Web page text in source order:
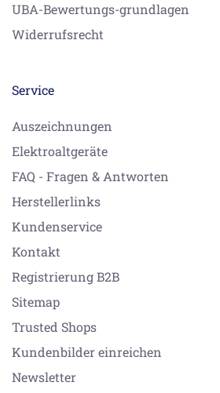
UBA-Bewertungs-grundlagen
Widerrufsrecht
Service
Auszeichnungen
Elektroaltgeräte
FAQ - Fragen & Antworten
Herstellerlinks
Kundenservice
Kontakt
Registrierung B2B
Sitemap
Trusted Shops
Kundenbilder einreichen
Newsletter